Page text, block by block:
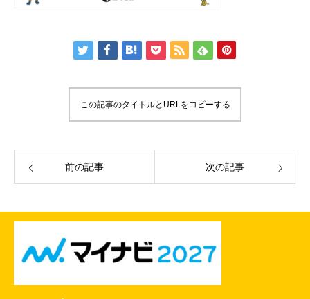
この記事のタイトルとURLをコピーする
前の記事 次の記事